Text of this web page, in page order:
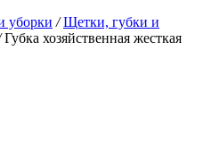
уборки / Щетки, губки и
Губка хозяйственная жесткая